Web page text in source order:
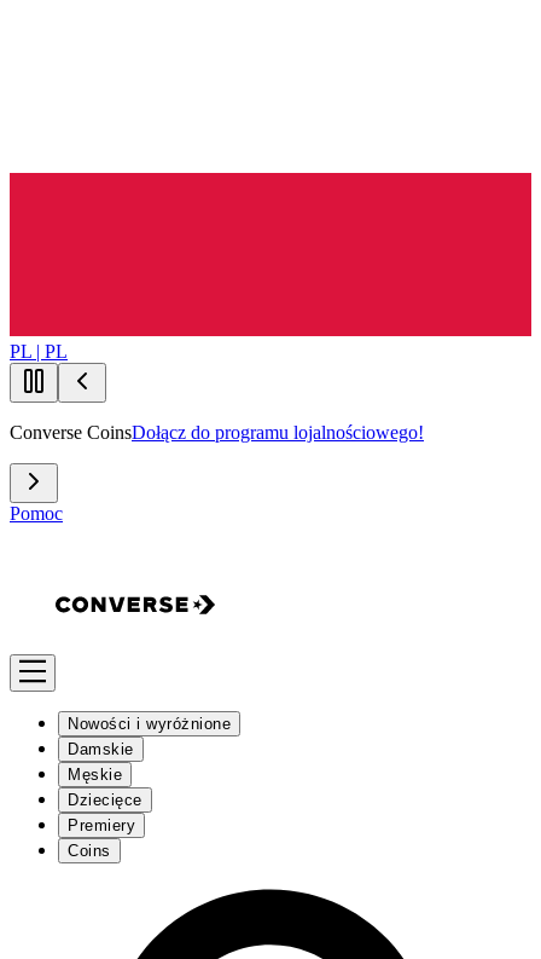
PL | PL
Converse CoinsDołącz do programu lojalnościowego!
Pomoc
Nowości i wyróżnione
Damskie
Męskie
Dziecięce
Premiery
Coins